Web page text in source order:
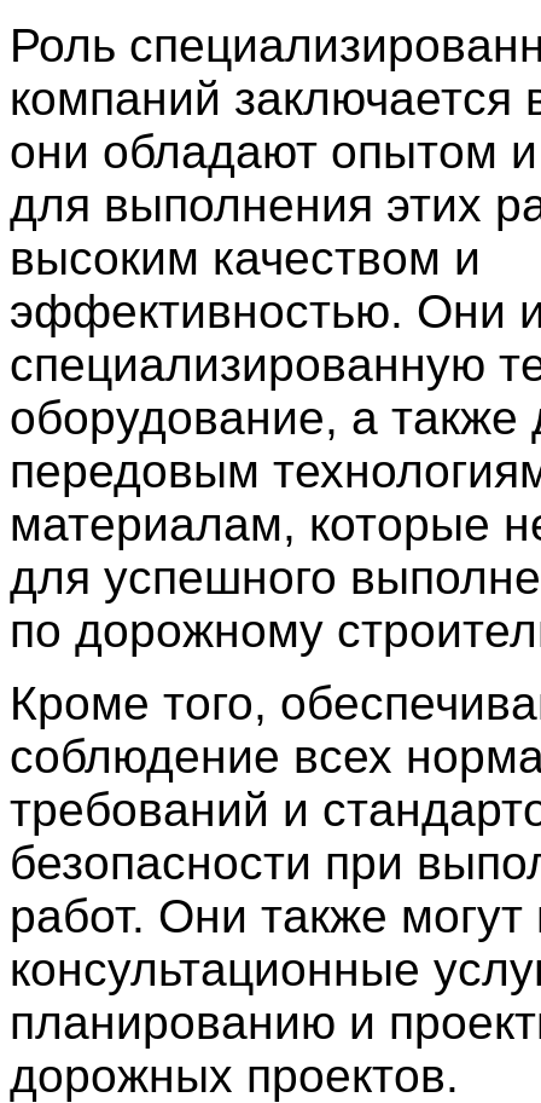
Роль
компаний заключается
они обладают опытом
для выполнения этих
высоким качеством и
эффективностью. Они
специализированную
оборудование, а также
передовым
материалам, которые
для успешного
по дорожному
Кроме того,
соблюдение всех
требований и
безопасности при
работ. Они также
консультационные
планированию и
дорожных проектов.